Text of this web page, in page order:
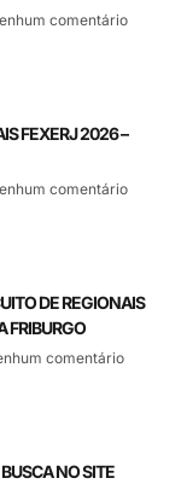
comentário
FEXERJ 2026 –
comentário
DE REGIONAIS
FRIBURGO
comentário
NO SITE